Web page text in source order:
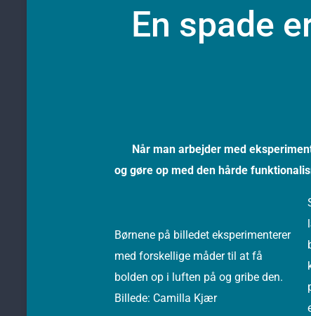
En spade
Når man arbejder med
og gøre op med den hårde
Børnene på billedet eksperimenterer
med forskellige måder til at få
bolden op i luften på og gribe den.
Billede: Camilla Kjær